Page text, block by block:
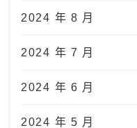
2024 年 8 月
2024 年 7 月
2024 年 6 月
2024 年 5 月